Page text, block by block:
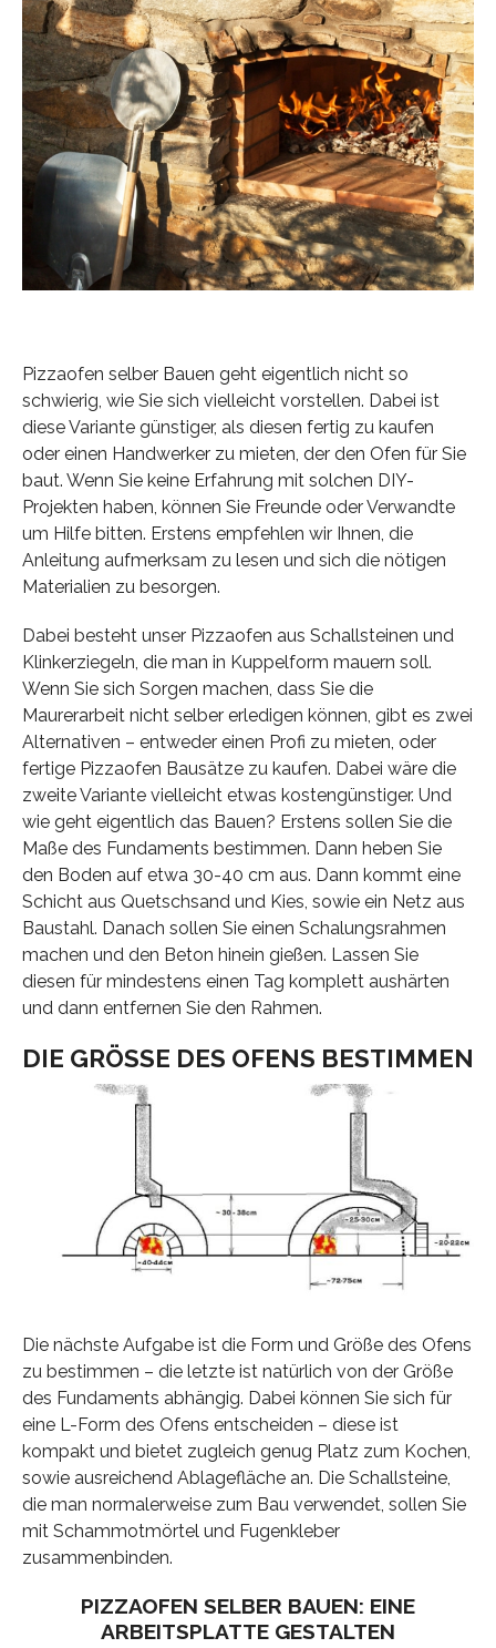
Pizzaofen selber Bauen geht eigentlich nicht so
schwierig, wie Sie sich vielleicht vorstellen. Dabei ist
diese Variante günstiger, als diesen fertig zu kaufen
oder einen Handwerker zu mieten, der den Ofen für Sie
baut. Wenn Sie keine Erfahrung mit solchen DIY-
Projekten haben, können Sie Freunde oder Verwandte
um Hilfe bitten. Erstens empfehlen wir Ihnen, die
Anleitung aufmerksam zu lesen und sich die nötigen
Materialien zu besorgen.
Dabei besteht unser Pizzaofen aus Schallsteinen und
Klinkerziegeln, die man in Kuppelform mauern soll.
Wenn Sie sich Sorgen machen, dass Sie die
Maurerarbeit nicht selber erledigen können, gibt es zwei
Alternativen – entweder einen Profi zu mieten, oder
fertige Pizzaofen Bausätze zu kaufen. Dabei wäre die
zweite Variante vielleicht etwas kostengünstiger. Und
wie geht eigentlich das Bauen? Erstens sollen Sie die
Maße des Fundaments bestimmen. Dann heben Sie
den Boden auf etwa 30-40 cm aus. Dann kommt eine
Schicht aus Quetschsand und Kies, sowie ein Netz aus
Baustahl. Danach sollen Sie einen Schalungsrahmen
machen und den Beton hinein gießen. Lassen Sie
diesen für mindestens einen Tag komplett aushärten
und dann entfernen Sie den Rahmen.
DIE GRÖSSE DES OFENS BESTIMMEN
Die nächste Aufgabe ist die Form und Größe des Ofens
zu bestimmen – die letzte ist natürlich von der Größe
des Fundaments abhängig. Dabei können Sie sich für
eine L-Form des Ofens entscheiden – diese ist
kompakt und bietet zugleich genug Platz zum Kochen,
sowie ausreichend Ablagefläche an. Die Schallsteine,
die man normalerweise zum Bau verwendet, sollen Sie
mit Schammotmörtel und Fugenkleber
zusammenbinden.
PIZZAOFEN SELBER BAUEN: EINE
ARBEITSPLATTE GESTALTEN